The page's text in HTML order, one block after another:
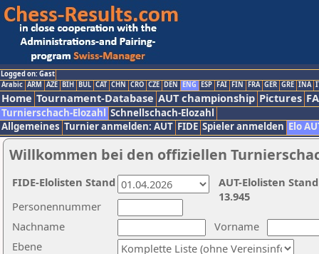
Logged on: Gast
Arabic ARM AZE BIH BUL CAT CHN CRO CZE DEN ENG ESP FAI FIN FRA GER GRE INA
Home Tournament-Database AUT championship Pictures
Turnierschach-Elozahl Schnellschach-Elozahl
Allgemeines Turnier anmelden: AUT FIDE Spieler anmelden Elo
Willkommen bei den offiziellen
Nachname
Vorname
Ebene
Personennummer
AUT-Elolisten
13.945
FIDE-Elolisten Stand